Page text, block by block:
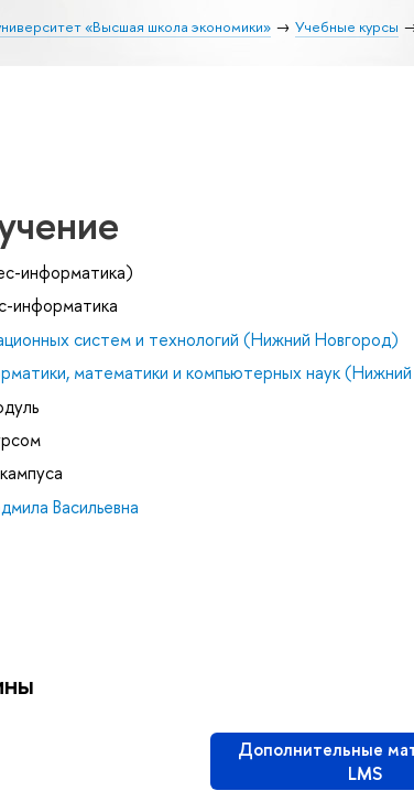
«Высшая школа экономики» Учебные курсы
информатика)
информатика
систем и технологий (Нижний Новгород)
математики и компьютерных наук
Васильевна
Дополнительные
LMS